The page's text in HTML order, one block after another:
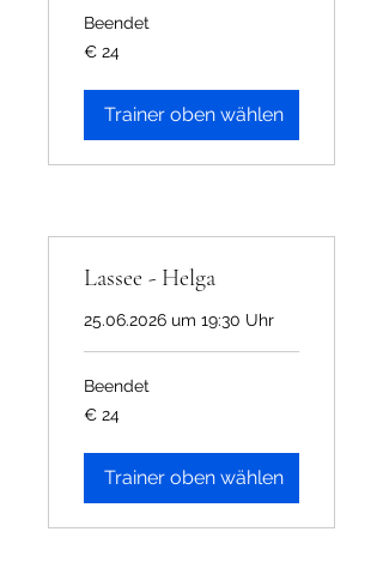
Beendet
24
Euro
€ 24
Trainer oben wählen
Lassee - Helga
25.06.2026 um 19:30 Uhr
Beendet
24
Euro
€ 24
Trainer oben wählen